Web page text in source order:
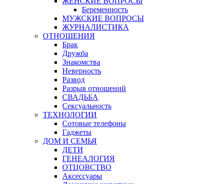
Беременность
МУЖСКИЕ ВОПРОСЫ
ЖУРНАЛИСТИКА
ОТНОШЕНИЯ
Брак
Дружба
Знакомства
Неверность
Развод
Разрыв отношений
СВАДЬБА
Сексуальность
ТЕХНОЛОГИИ
Сотовые телефоны
Гаджеты
ДОМ И СЕМЬЯ
ДЕТИ
ГЕНЕАЛОГИЯ
ОТЦОВСТВО
Аксессуары